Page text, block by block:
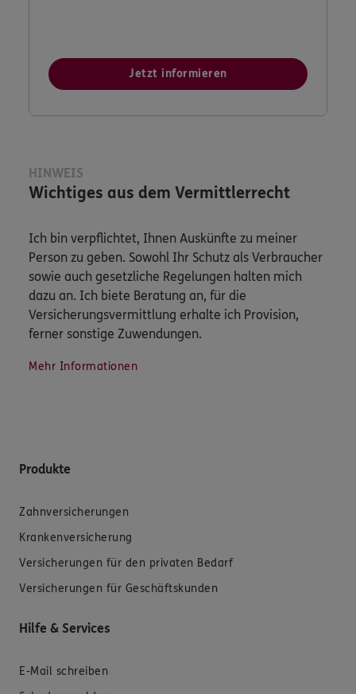
Jetzt informieren
HINWEIS
Wichtiges aus dem Vermittlerrecht
Ich bin verpflichtet, Ihnen Auskünfte zu meiner
Person zu geben. Sowohl Ihr Schutz als Verbraucher
sowie auch gesetzliche Regelungen halten mich
dazu an. Ich biete Beratung an, für die
Versicherungsvermittlung erhalte ich Provision,
ferner sonstige Zuwendungen.
Mehr Informationen
Produkte
Zahnversicherungen
Krankenversicherung
Versicherungen für den privaten Bedarf
Versicherungen für Geschäftskunden
Hilfe & Services
E-Mail schreiben